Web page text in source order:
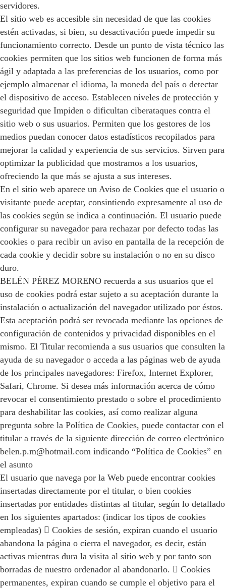
servidores.
El sitio web es accesible sin necesidad de que las cookies
estén activadas, si bien, su desactivación puede impedir su
funcionamiento correcto. Desde un punto de vista técnico las
cookies permiten que los sitios web funcionen de forma más
ágil y adaptada a las preferencias de los usuarios, como por
ejemplo almacenar el idioma, la moneda del país o detectar
el dispositivo de acceso. Establecen niveles de protección y
seguridad que Impiden o dificultan ciberataques contra el
sitio web o sus usuarios. Permiten que los gestores de los
medios puedan conocer datos estadísticos recopilados para
mejorar la calidad y experiencia de sus servicios. Sirven para
optimizar la publicidad que mostramos a los usuarios,
ofreciendo la que más se ajusta a sus intereses.
En el sitio web aparece un Aviso de Cookies que el usuario o
visitante puede aceptar, consintiendo expresamente al uso de
las cookies según se indica a continuación. El usuario puede
configurar su navegador para rechazar por defecto todas las
cookies o para recibir un aviso en pantalla de la recepción de
cada cookie y decidir sobre su instalación o no en su disco
duro.
BELÉN PÉREZ MORENO recuerda a sus usuarios que el
uso de cookies podrá estar sujeto a su aceptación durante la
instalación o actualización del navegador utilizado por éstos.
Esta aceptación podrá ser revocada mediante las opciones de
configuración de contenidos y privacidad disponibles en el
mismo. El Titular recomienda a sus usuarios que consulten la
ayuda de su navegador o acceda a las páginas web de ayuda
de los principales navegadores: Firefox, Internet Explorer,
Safari, Chrome. Si desea más información acerca de cómo
revocar el consentimiento prestado o sobre el procedimiento
para deshabilitar las cookies, así como realizar alguna
pregunta sobre la Política de Cookies, puede contactar con el
titular a través de la siguiente dirección de correo electrónico
belen.p.m@hotmail.com indicando “Política de Cookies” en
el asunto
El usuario que navega por la Web puede encontrar cookies
insertadas directamente por el titular, o bien cookies
insertadas por entidades distintas al titular, según lo detallado
en los siguientes apartados: (indicar los tipos de cookies
empleadas)  Cookies de sesión, expiran cuando el usuario
abandona la página o cierra el navegador, es decir, están
activas mientras dura la visita al sitio web y por tanto son
borradas de nuestro ordenador al abandonarlo.  Cookies
permanentes, expiran cuando se cumple el objetivo para el